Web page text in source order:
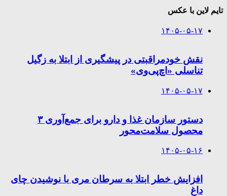
تایم لاین با عکس
۱۴۰۵-۰۵-۱۷
نقش خودمراقبتی در پیشگیری از ابتلا به زگیل
تناسلی «اچ‌پی‌وی»
۱۴۰۵-۰۵-۱۷
دستور سازمان غذا و دارو برای جمع‌آوری ۳
محصول سلامت‌محور
۱۴۰۵-۰۵-۱۶
افزایش خطر ابتلا به سرطان مری با نوشیدن چای
داغ